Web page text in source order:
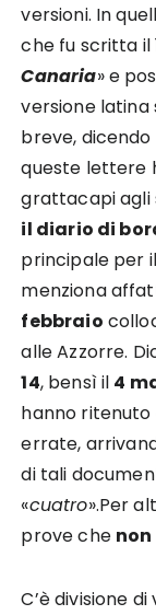
versioni. In
che fu scritta il
Canaria» e
versione latina
breve, dicendo
queste lettere
grattacapi
il diario di
principale per
menziona
febbraio
alleAzzorre.
14, bensì il 4
hanno
errate,
di tali
«cuatro».Per
prove che non
C’è divisione